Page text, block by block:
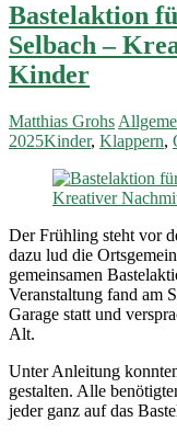
Bastelaktion
Selbach –
Kinder
Matthias Grohs
2025Kinder, Klappern,
Der Frühling steht vor
dazu lud die
gemeinsamen
Veranstaltung fand am
Garage statt und
Alt.
Unter Anleitung
gestalten. Alle
jeder ganz auf das